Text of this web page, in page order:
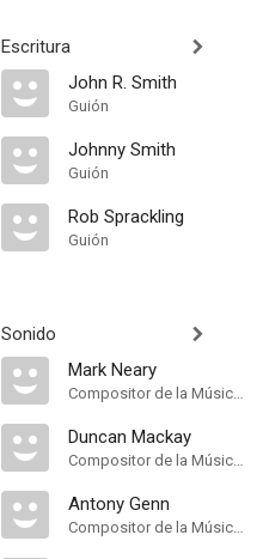
Escritura
John R. Smith
Guión
Johnny Smith
Guión
Rob Sprackling
Guión
Sonido
Mark Neary
Compositor de la Música Original
Duncan Mackay
Compositor de la Música Original
Antony Genn
Compositor de la Música Original